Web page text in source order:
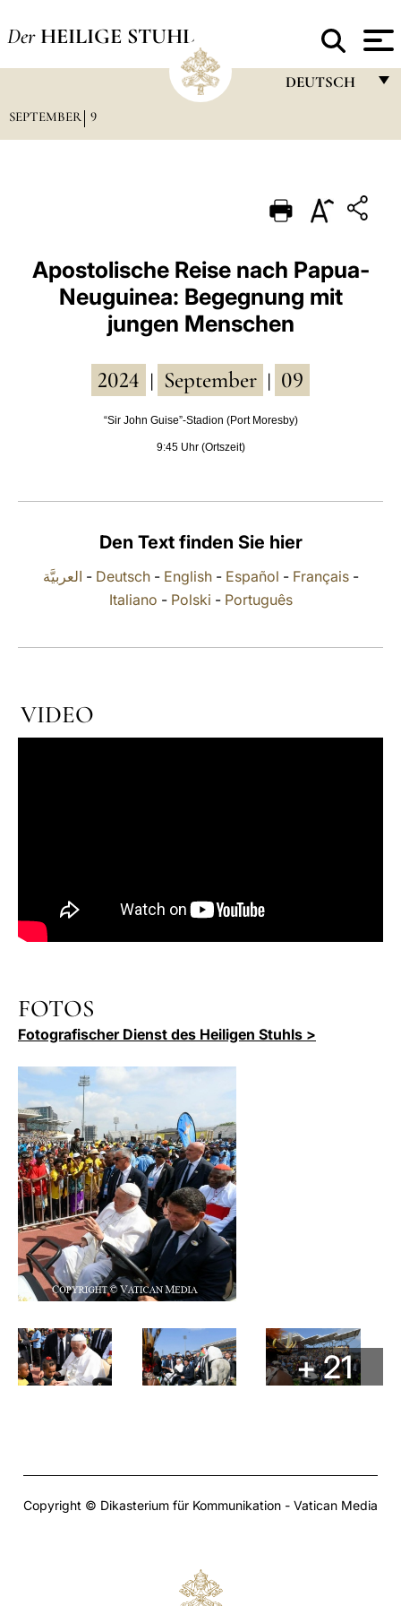
Der HEILIGE STUHL
DEUTSCH
PORTUGUÊS
ESPAÑOL
DEUTSCH
POLSKI
العربيّة
中文
LATINE
SEPTEMBER 9
Apostolische Reise nach Papua-
Neuguinea: Begegnung mit
jungen Menschen
2024 September 09
“Sir John Guise”-Stadion (Port Moresby)
9:45 Uhr (Ortszeit)
Den Text finden Sie hier
العربيَّة - Deutsch- English- Español - Français-
Italiano - Polski - Português
VIDEO
FOTOS
Fotografischer Dienst des Heiligen Stuhls >
+ 21
Copyright © Dikasterium für Kommunikation - Vatican Media